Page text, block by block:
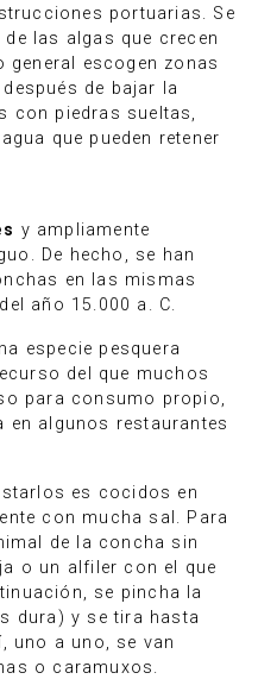
portuarias. Se
las algas que crecen
escogen zonas
de bajar la
con piedras sueltas,
que pueden retener
y ampliamente
De hecho, se han
en las mismas
año 15.000 a. C.
especie pesquera
del que muchos
para consumo propio,
en algunos restaurantes
es cocidos en
con mucha sal. Para
de la concha sin
o un alfiler con el que
se pincha la
dura) y se tira hasta
uno a uno, se van
o caramuxos.